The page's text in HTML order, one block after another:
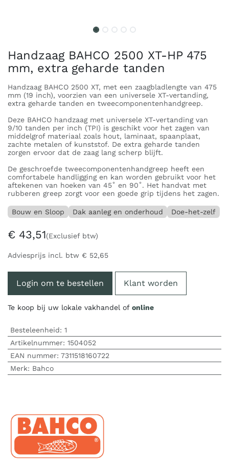
Handzaag BAHCO 2500 XT-HP 475
mm, extra geharde tanden
Handzaag BAHCO 2500 XT, met een zaagbladlengte van 475
mm (19 inch), voorzien van een universele XT-vertanding,
extra geharde tanden en tweecomponentenhandgreep.
Deze BAHCO handzaag met universele XT-vertanding van
9/10 tanden per inch (TPI) is geschikt voor het zagen van
middelgrof materiaal zoals hout, laminaat, spaanplaat,
zachte metalen of kunststof. De extra geharde tanden
zorgen ervoor dat de zaag lang scherp blijft.
De geschroefde tweecomponentenhandgreep heeft een
comfortabele handligging en kan worden gebruikt voor het
aftekenen van hoeken van 45˚ en 90˚. Het handvat met
rubberen greep zorgt voor een goede grip tijdens het zagen.
Bouw en Sloop Dak aanleg en onderhoud Doe-het-zelf
€ 43,51(Exclusief btw)
Adviesprijs incl. btw € 52,65
Login om te bestellen Klant worden
Te koop bij uw lokale vakhandel of online
Besteleenheid: 1
Artikelnummer: 1504052
EAN nummer: 7311518160722
Merk: Bahco